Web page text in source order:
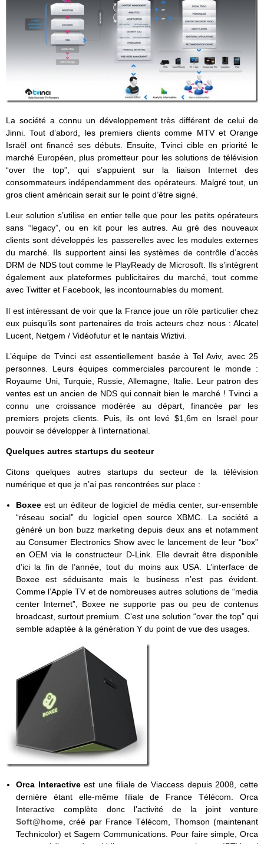
La société a connu un développement très différent de celui de
Jinni. Tout d’abord, les premiers clients comme MTV et Orange
Israël ont financé ses débuts. Ensuite, Tvinci cible en priorité le
marché Européen, plus prometteur pour les solutions de télévision
“over the top”, qui s’appuient sur la liaison Internet des
consommateurs indépendamment des opérateurs. Malgré tout, un
gros client américain serait sur le point d’être signé.
Leur solution s’utilise en entier telle que pour les petits opérateurs
sans “legacy”, ou en kit pour les autres. Au gré des nouveaux
clients sont développés les passerelles avec les modules externes
du marché. Ils supportent ainsi les systèmes de contrôle d’accès
DRM de NDS tout comme le PlayReady de Microsoft. Ils s’intègrent
également aux plateformes publicitaires du marché, tout comme
avec Twitter et Facebook, les incontournables du moment.
Il est intéressant de voir que la France joue un rôle particulier chez
eux puisqu’ils sont partenaires de trois acteurs chez nous : Alcatel
Lucent, Netgem / Vidéofutur et le nantais Wiztivi.
L’équipe de Tvinci est essentiellement basée à Tel Aviv, avec 25
personnes. Leurs équipes commerciales parcourent le monde :
Royaume Uni, Turquie, Russie, Allemagne, Italie. Leur patron des
ventes est un ancien de NDS qui connait bien le marché ! Tvinci a
connu une croissance modérée au départ, financée par les
premiers projets clients. Puis, ils ont levé $1,6m en Israël pour
pouvoir se développer à l’international.
Quelques autres startups du secteur
Citons quelques autres startups du secteur de la télévision
numérique et que je n’ai pas rencontrées sur place :
Boxee est un éditeur de logiciel de média center, sur-ensemble
“réseau social” du logiciel open source XBMC. La société a
généré un bon buzz marketing depuis deux ans et notamment
au Consumer Electronics Show avec le lancement de leur “box”
en OEM via le constructeur D-Link. Elle devrait être disponible
d’ici la fin de l’année, tout du moins aux USA. L’interface de
Boxee est séduisante mais le business n’est pas évident.
Comme l’Apple TV et de nombreuses autres solutions de “media
center Internet”, Boxee ne supporte pas ou peu de contenus
broadcast, surtout premium. C’est une solution “over the top” qui
semble adaptée à la génération Y du point de vue des usages.
Orca Interactiveest une filiale de Viaccess depuis 2008, cette
dernière étant elle-même filiale de France Télécom. Orca
Interactive complète donc l’activité de la joint venture
Soft@home, créé par France Télécom, Thomson (maintenant
Technicolor) et Sagem Communications. Pour faire simple, Orca